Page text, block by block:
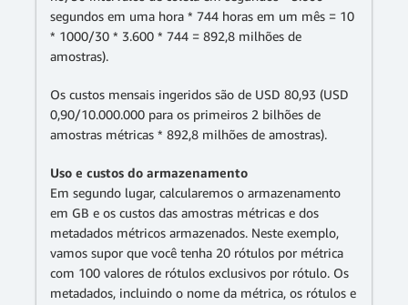
segundos em uma hora * 744 horas em um mês = 10
* 1000/30 * 3.600 * 744 = 892,8 milhões de
amostras).
Os custos mensais ingeridos são de USD 80,93 (USD
0,90/10.000.000 para os primeiros 2 bilhões de
amostras métricas * 892,8 milhões de amostras).
Uso e custos do armazenamento
Em segundo lugar, calcularemos o armazenamento
em GB e os custos das amostras métricas e dos
metadados métricos armazenados. Neste exemplo,
vamos supor que você tenha 20 rótulos por métrica
com 100 valores de rótulos exclusivos por rótulo. Os
metadados, incluindo o nome da métrica, os rótulos e